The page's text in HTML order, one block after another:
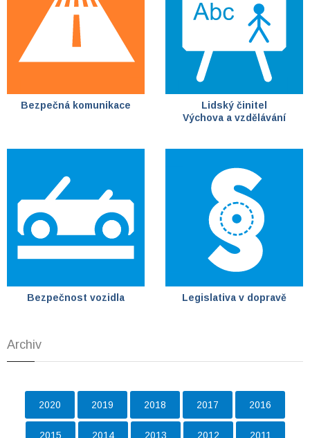
Bezpečná komunikace
Lidský činitel
Výchova a vzdělávání
Bezpečnost vozidla Legislativa v dopravě
Archiv
2020 2019 2018 2017 2016
2015 2014 2013 2012 2011